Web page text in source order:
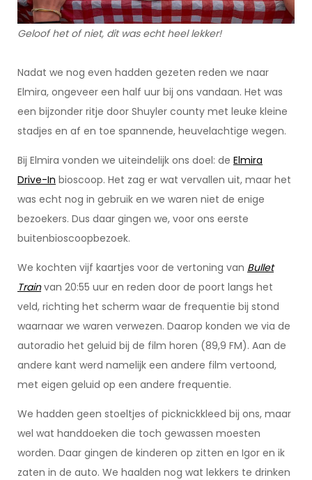
Geloof het of niet, dit was echt heel lekker!
Nadat we nog even hadden gezeten reden we naar
Elmira, ongeveer een half uur bij ons vandaan. Het was
een bijzonder ritje door Shuyler county met leuke kleine
stadjes en af en toe spannende, heuvelachtige wegen.
Bij Elmira vonden we uiteindelijk ons doel: de Elmira
Drive-In bioscoop. Het zag er wat vervallen uit, maar het
was echt nog in gebruik en we waren niet de enige
bezoekers. Dus daar gingen we, voor ons eerste
buitenbioscoopbezoek.
We kochten vijf kaartjes voor de vertoning van Bullet
Trainvan 20:55 uur en reden door de poort langs het
veld, richting het scherm waar de frequentie bij stond
waarnaar we waren verwezen. Daarop konden we via de
autoradio het geluid bij de film horen (89,9 FM). Aan de
andere kant werd namelijk een andere film vertoond,
met eigen geluid op een andere frequentie.
We hadden geen stoeltjes of picknickkleed bij ons, maar
wel wat handdoeken die toch gewassen moesten
worden. Daar gingen de kinderen op zitten en Igor en ik
zaten in de auto. We haalden nog wat lekkers te drinken